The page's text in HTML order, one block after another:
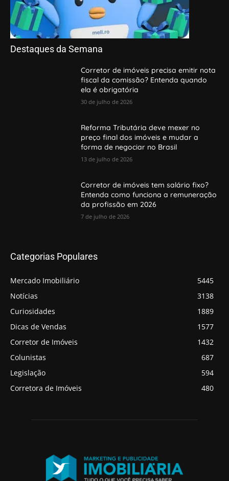
Destaques da Semana
Corretor de imóveis precisa emitir nota
fiscal da comissão? Entenda quando
ela é obrigatória
30 de julho de 2026
Reforma Tributária deve mexer no
preço final dos imóveis e mudar a
forma de negociar no Brasil
13 de julho de 2026
Corretor de imóveis tem salário fixo?
Entenda como funciona a remuneração
da profissão em 2026
7 de julho de 2026
Categorias Populares
Mercado Imobiliário
5445
Notícias
3138
Curiosidades
1889
Dicas de Vendas
1577
Corretor de Imóveis
1432
Colunistas
687
Legislação
594
Corretora de Imóveis
480